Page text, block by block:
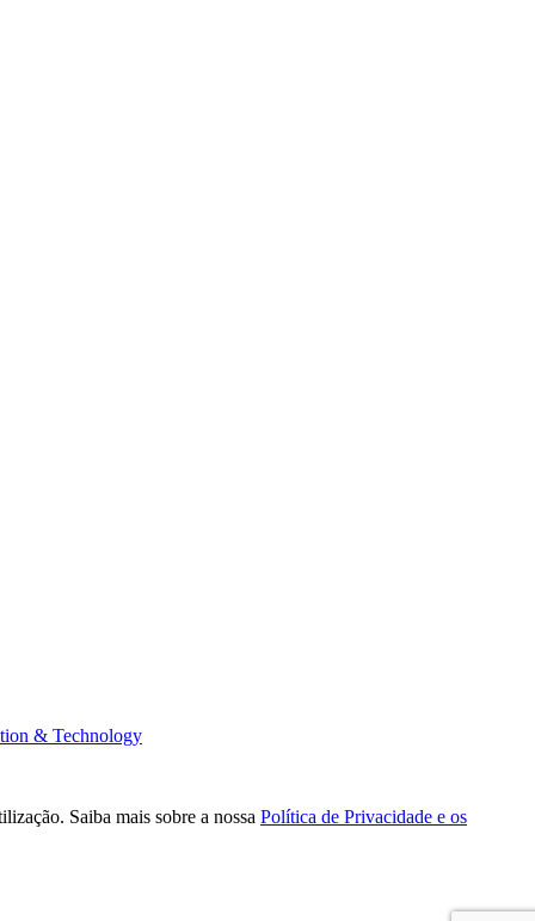
& Technology
Saiba mais sobre a nossa Política de Privacidade e os